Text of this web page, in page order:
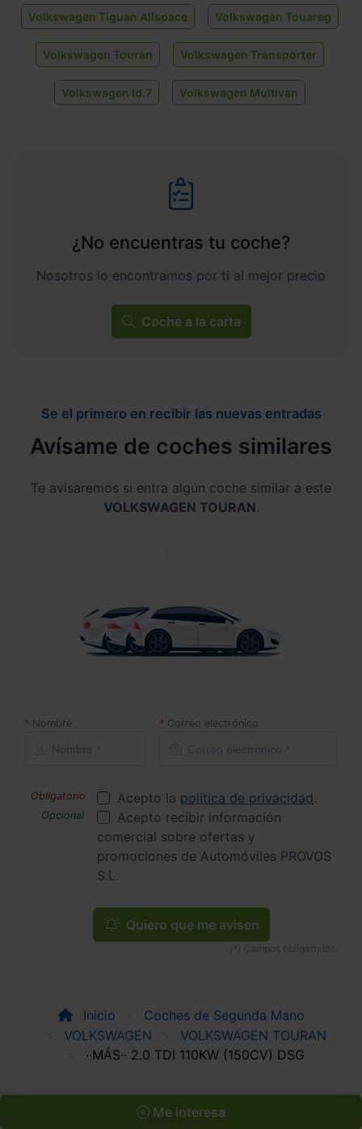
Volkswagen Tiguan Allspace Volkswagen Touareg
Volkswagen Touran Volkswagen Transporter
Volkswagen Id.7 Volkswagen Multivan
¿No encuentras tu coche?
Nosotros lo encontramos por ti al mejor precio
Coche a la carta
Se el primero en recibir las nuevas entradas
Avísame de coches similares
Te avisaremos si entra algún coche similar a este
VOLKSWAGEN TOURAN.
Nombre Correo electrónico
Acepto la política de privacidad.
Acepto recibir información
comercial sobre ofertas y
promociones de Automóviles PROVOS
S.L.
Quiero que me avisen
Me interesa
Inicio
Coches de Segunda Mano
VOLKSWAGEN
VOLKSWAGEN TOURAN
··MÁS·· 2.0 TDI 110KW (150CV) DSG
Apúntate y caza las ofertas